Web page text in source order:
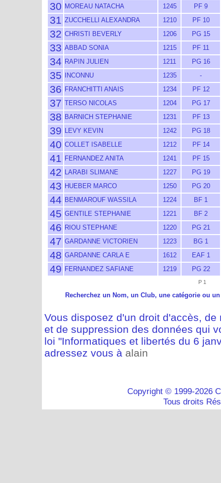
30 MOREAU NATACHA 1245 PF 9
31 ZUCCHELLI ALEXANDRA 1210 PF 10
32 CHRISTI BEVERLY 1206 PG 15
33 ABBAD SONIA 1215 PF 11
34 RAPIN JULIEN 1211 PG 16
35 INCONNU 1235 -
36 FRANCHITTI ANAIS 1234 PF 12
37 TERSO NICOLAS 1204 PG 17
38 BARNICH STEPHANIE 1231 PF 13
39 LEVY KEVIN 1242 PG 18
40 COLLET ISABELLE 1212 PF 14
41 FERNANDEZ ANITA 1241 PF 15
42 LARABI SLIMANE 1227 PG 19
43 HUEBER MARCO 1250 PG 20
44 BENMAROUF WASSILA 1224 BF 1
45 GENTILE STEPHANIE 1221 BF 2
46 RIOU STEPHANE 1220 PG 21
47 GARDANNE VICTORIEN 1223 BG 1
48 GARDANNE CARLA E 1612 EAF 1
49 FERNANDEZ SAFIANE 1219 PG 22
P 1
Recherchez un Nom, un Club, une catégorie ou
Vous disposez d'un droit d'accès,
et de suppression des données qui
loi "Informatiques et libertés du 6
adressez vous à alain
Copyright © 1999-2026
Tous droits